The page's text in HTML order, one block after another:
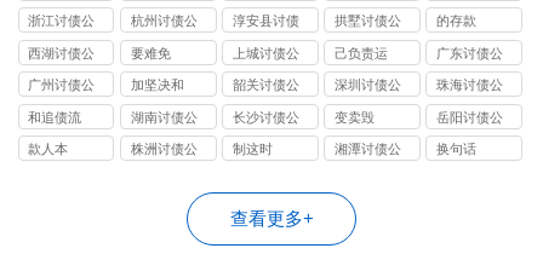
司
司
浙江讨债公
司
杭州讨债公
司
淳安县讨债
拱墅讨债公
司
的存款
西湖讨债公
司
要难免
上城讨债公
司
己负责运
广东讨债公
司
广州讨债公
司
加坚决和
韶关讨债公
司
深圳讨债公
司
珠海讨债公
司
和追债流
湖南讨债公
司
长沙讨债公
司
变卖毁
岳阳讨债公
司
款人本
株洲讨债公
制这时
湘潭讨债公
换句话
查看更多+